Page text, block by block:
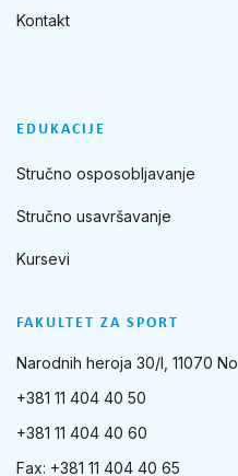
FAKULTET ZA SPORT
Narodnih heroja 30/I, 11070
+381 11 404 40 50
+381 11 404 40 60
Fax: +381 11 404 40 65
Kontakt
EDUKACIJE
Stručno osposobljavanje
Stručno usavršavanje
Kursevi